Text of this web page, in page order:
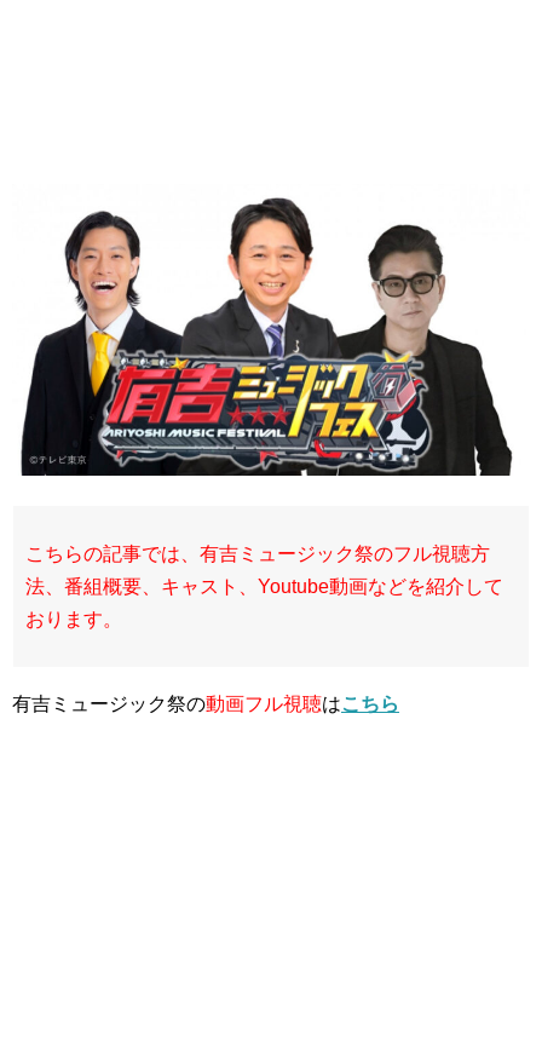
こちらの記事では、有吉ミュージック祭のフル視聴方
法、番組概要、キャスト、Youtube動画などを紹介して
おります。
有吉ミュージック祭の動画フル視聴はこちら